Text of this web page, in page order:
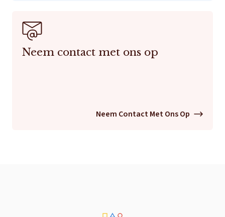
Neem contact met ons op
Neem Contact Met Ons Op